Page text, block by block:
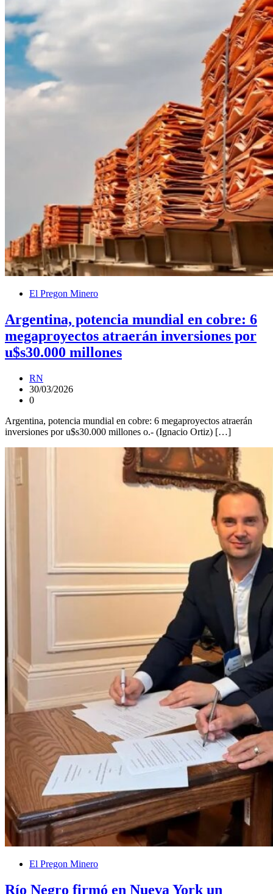
El Pregon Minero
Argentina, potencia mundial en cobre: 6
megaproyectos atraerán inversiones por
u$s30.000 millones
RN
30/03/2026
0
Argentina, potencia mundial en cobre: 6 megaproyectos atraerán
inversiones por u$s30.000 millones o.- (Ignacio Ortiz) […]
El Pregon Minero
Río Negro firmó en Nueva York un